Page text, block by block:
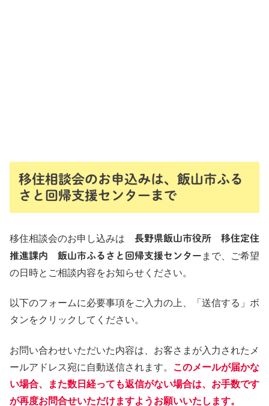
移住相談会のお申込みは、飯山市ふる
さと回帰支援センターまで
移住相談会のお申し込みは 長野県飯山市役所 移住定住
推進課内 飯山市ふるさと回帰支援センター まで、ご希望
の日時とご相談内容をお知らせください。
以下のフォームに必要事項をご入力の上、「送信する」ボ
タンをクリックしてください。
お問い合わせいただいた内容は、お客さまが入力されたメ
ールアドレス宛に自動送信されます。 このメールが届かな
い場合、また数日経っても返信がない場合は、お手数です
が再度お問合せいただけますようお願いいたします。